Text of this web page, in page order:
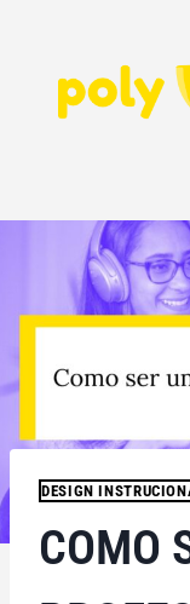
DESIGN
COMO